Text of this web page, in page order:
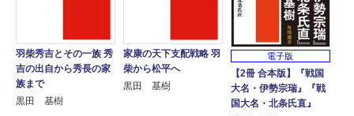
羽柴秀吉とその一族 秀
吉の出自から秀長の家
族まで
黒田 基樹
家康の天下支配戦略 羽
柴から松平へ
黒田 基樹
電子版
【2冊 合本版】『戦国
大名・伊勢宗瑞』『戦
国大名・北条氏直』